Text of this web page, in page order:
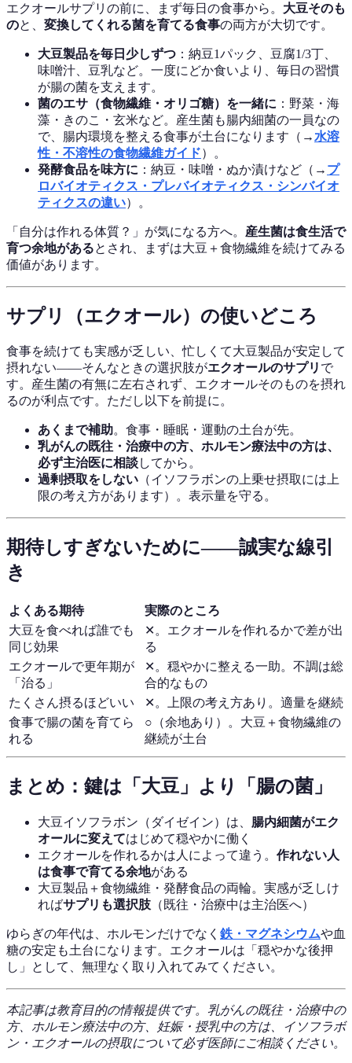
エクオールサプリの前に、まず毎日の食事から。 大豆そのも
のと、 変換してくれる菌を育てる食事の両方が大切です。
大豆製品を毎日少しずつ ：納豆1パック、豆腐1/3丁、
味噌汁、豆乳など。一度にどか食いより、毎日の習慣
が腸の菌を支えます。
菌のエサ（食物繊維・オリゴ糖）を一緒に ：野菜・海
藻・きのこ・玄米など。産生菌も腸内細菌の一員なの
で、腸内環境を整える食事が土台になります（→ 水溶
性・不溶性の食物繊維ガイド）。
発酵食品を味方に ：納豆・味噌・ぬか漬けなど（→ プ
ロバイオティクス・プレバイオティクス・シンバイオ
ティクスの違い）。
「自分は作れる体質？」が気になる方へ。 産生菌は食生活で
育つ余地があるとされ、まずは大豆＋食物繊維を続けてみる
価値があります。
サプリ（エクオール）の使いどころ
食事を続けても実感が乏しい、忙しくて大豆製品が安定して
摂れない——そんなときの選択肢がエクオールのサプリ で
す。産生菌の有無に左右されず、エクオールそのものを摂れ
るのが利点です。ただし以下を前提に。
あくまで補助。食事・睡眠・運動の土台が先。
乳がんの既往・治療中の方、ホルモン療法中の方は、
必ず主治医に相談してから。
過剰摂取をしない （イソフラボンの上乗せ摂取には上
限の考え方があります）。表示量を守る。
期待しすぎないために——誠実な線引
き
よくある期待
実際のところ
大豆を食べれば誰でも
同じ効果
✕。エクオールを作れるかで差が出
る
エクオールで更年期が
「治る」
✕。穏やかに整える一助。不調は総
合的なもの
たくさん摂るほどいい
✕。上限の考え方あり。適量を継続
食事で腸の菌を育てら
れる
○（余地あり）。大豆＋食物繊維の
継続が土台
まとめ：鍵は「大豆」より「腸の菌」
大豆イソフラボン（ダイゼイン）は、 腸内細菌がエク
オールに変えてはじめて穏やかに働く
エクオールを作れるかは人によって違う。 作れない人
は食事で育てる余地がある
大豆製品＋食物繊維・発酵食品の両輪。実感が乏しけ
ればサプリも選択肢 （既往・治療中は主治医へ）
ゆらぎの年代は、ホルモンだけでなく 鉄・マグネシウムや血
糖の安定も土台になります。エクオールは「穏やかな後押
し」として、無理なく取り入れてみてください。
本記事は教育目的の情報提供です。乳がんの既往・治療中の
方、ホルモン療法中の方、妊娠・授乳中の方は、イソフラボ
ン・エクオールの摂取について必ず医師にご相談ください。